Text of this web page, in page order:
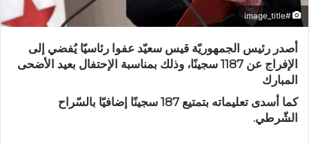
#image_title
أصدر رئيس الجمهوريّة قيس سعيّد عفوا رئاسيّا يُفضي إلى
الإفراج عن 1187 سجينًا، وذلك بمناسبة الإحتفال بعيد الأضحى
المبارك
كما أسدى تعليماته بتمتيع 187 سجينًا إضافيّا بالسّراح
الشّرطي.